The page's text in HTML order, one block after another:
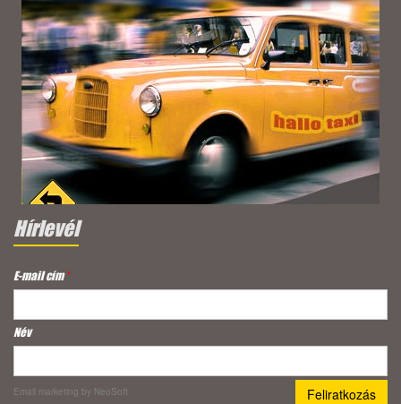
Hírlevél
E-mail cím*
Név
Email marketing by NeoSoft